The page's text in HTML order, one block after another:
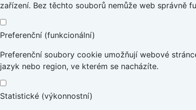
zařízení. Bez těchto souborů nemůže web správně
Preferenční (funkcionální)
Preferenční soubory cookie umožňují webové
jazyk nebo region, ve kterém se nacházíte.
Statistické (výkonnostní)